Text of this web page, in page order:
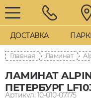
ДОСТАВКА
Главная Ламинат
ЛАМИНАТ
ПЕТЕРБУРГ
Артикул: 10-010-07175